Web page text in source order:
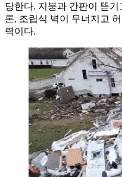
당한다. 지붕과 간판이 뜯
론, 조립식 벽이 무너지고
력이다.